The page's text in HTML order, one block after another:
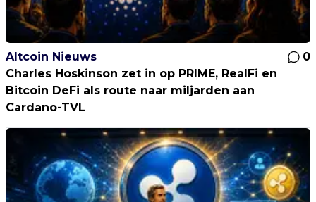
Altcoin Nieuws
0
Charles Hoskinson zet in op PRIME, RealFi en
Bitcoin DeFi als route naar miljarden aan
Cardano-TVL